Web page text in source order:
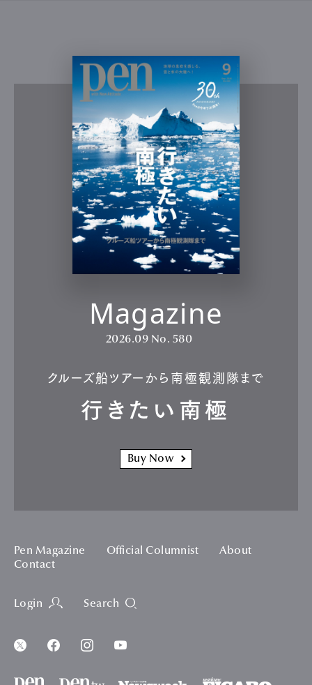
Magazine
2026.09 No. 580
クルーズ船ツアーから南極観測隊まで
行きたい南極
Buy Now
Pen Magazine Official Columnist
About
Contact
Login Search